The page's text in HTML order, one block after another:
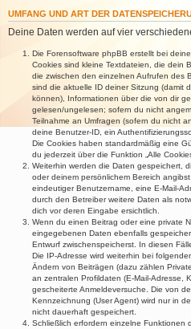
UMFANG UND ART DER
Deine Daten werden auf vier
Die Forensoftware phpBB erstellt bei
Cookies sind kleine Textdateien, die dein
die zwischen den einzelnen Aufrufen des
sind die aktuelle ID deiner Sitzung (damit
können), Informationen über die von dir
gelesen/ungelesen; sofern du nicht
Teilnahme an Umfragen (sofern du nicht
deine Benutzer-ID, ein
Die Cookies haben standardmäßig eine
du jederzeit über die Funktion „Alle
Weiterhin werden die Daten gespeichert,
oder deinem persönlichem Bereich
eindeutiger Benutzername, eine E-Mail-
durch den Betreiber weitere Daten als
dich vor deren Eingabe ersichtlich.
Wenn du einen Beitrag oder eine private
eingegebenen Daten ebenfalls
Entwurf zwischenspeicherst. In diesen
Die IP-Adresse wird weiterhin bei
Ändern von Beiträgen (dazu zählen
an zentralen Profildaten (E-Mail-Adresse,
gescheiterte Anmeldeversuche. Die von
Kennzeichnung (User Agent) wird nur in
nicht dauerhaft gespeichert.
Schließlich erfordern einzelne Funktionen